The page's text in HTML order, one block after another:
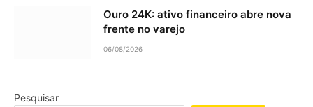
Ouro 24K: ativo financeiro abre nova
frente no varejo
06/08/2026
Pesquisar